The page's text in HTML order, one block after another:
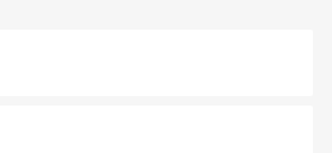
ズは地元の風情を楽しめる外せないスポット